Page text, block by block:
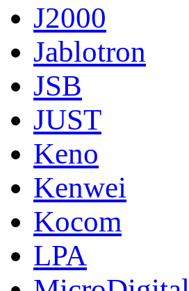
J2000
Jablotron
JSB
JUST
Keno
Kenwei
Kocom
LPA